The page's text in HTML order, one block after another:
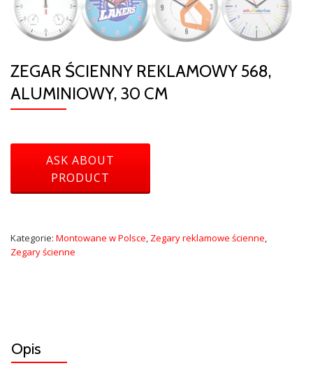
ZEGAR ŚCIENNY REKLAMOWY 568,
ALUMINIOWY, 30 CM
Kategorie: Montowane w Polsce Zegary reklamowe ścienne
Zegary ścienne
Opis